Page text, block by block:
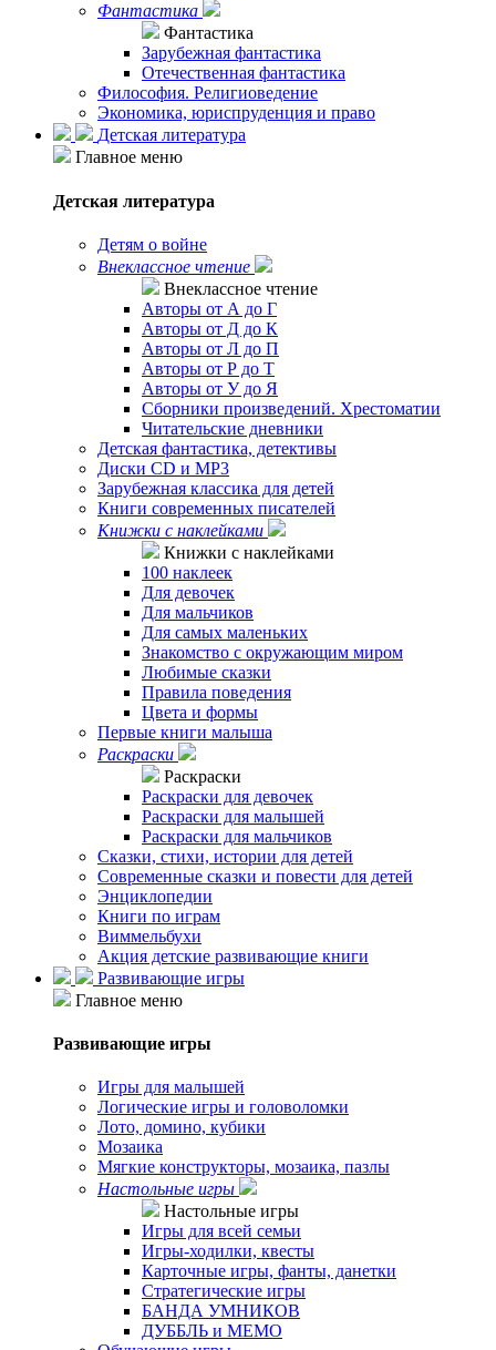
Фантастика
Фантастика
Зарубежная фантастика
Отечественная фантастика
Философия. Религиоведение
Экономика, юриспруденция и право
Детская литература
Главное меню
Детская литература
Детям о войне
Внеклассное чтение
Внеклассное чтение
Авторы от А до Г
Авторы от Д до К
Авторы от Л до П
Авторы от Р до Т
Авторы от У до Я
Сборники произведений. Хрестоматии
Читательские дневники
Детская фантастика, детективы
Диски CD и MP3
Зарубежная классика для детей
Книги современных писателей
Книжки с наклейками
Книжки с наклейками
100 наклеек
Для девочек
Для мальчиков
Для самых маленьких
Знакомство с окружающим миром
Любимые сказки
Правила поведения
Цвета и формы
Первые книги малыша
Раскраски
Раскраски
Раскраски для девочек
Раскраски для малышей
Раскраски для мальчиков
Сказки, стихи, истории для детей
Современные сказки и повести для детей
Энциклопедии
Книги по играм
Виммельбухи
Акция детские развивающие книги
Развивающие игры
Главное меню
Развивающие игры
Игры для малышей
Логические игры и головоломки
Лото, домино, кубики
Мозаика
Мягкие конструкторы, мозаика, пазлы
Настольные игры
Настольные игры
Игры для всей семьи
Игры-ходилки, квесты
Карточные игры, фанты, данетки
Стратегические игры
БАНДА УМНИКОВ
ДУББЛЬ и МЕМО